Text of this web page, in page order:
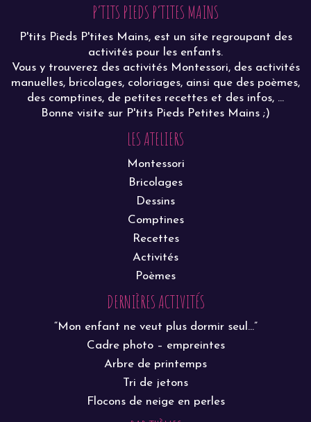
P’TITS PIEDS P’TITES MAINS
P'tits Pieds P'tites Mains, est un site regroupant des
activités pour les enfants.
Vous y trouverez des activités Montessori, des activités
manuelles, bricolages, coloriages, ainsi que des poèmes,
des comptines, de petites recettes et des infos, ...
Bonne visite sur P'tits Pieds Petites Mains ;)
LES ATELIERS
Montessori
Bricolages
Dessins
Comptines
Recettes
Activités
Poèmes
DERNIÈRES ACTIVITÉS
“Mon enfant ne veut plus dormir seul…”
Cadre photo – empreintes
Arbre de printemps
Tri de jetons
Flocons de neige en perles